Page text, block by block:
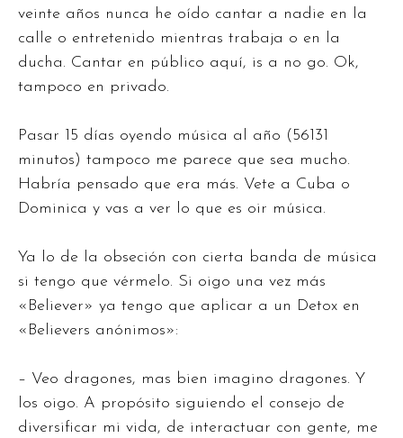
veinte años nunca he oído cantar a nadie en la
calle o entretenido mientras trabaja o en la
ducha. Cantar en público aquí, is a no go. Ok,
tampoco en privado.
Pasar 15 días oyendo música al año (56131
minutos) tampoco me parece que sea mucho.
Habría pensado que era más. Vete a Cuba o
Dominica y vas a ver lo que es oir música.
Ya lo de la obseción con cierta banda de música
si tengo que vérmelo. Si oigo una vez más
«Believer» ya tengo que aplicar a un Detox en
«Believers anónimos»:
– Veo dragones, mas bien imagino dragones. Y
los oigo. A propósito siguiendo el consejo de
diversificar mi vida, de interactuar con gente, me